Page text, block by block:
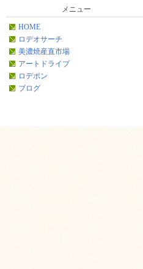
メニュー
HOME
ロデオサーチ
美濃焼産直市場
アートドライブ
ロデポン
ブログ